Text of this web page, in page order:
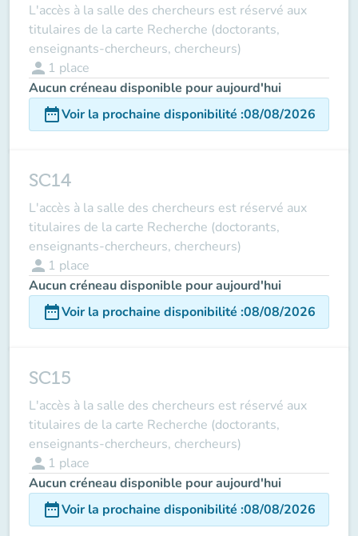
L'accès à la salle des chercheurs est réservé aux
titulaires de la carte Recherche (doctorants,
enseignants-chercheurs, chercheurs)
person 1 place
Aucun créneau disponible pour aujourd'hui
date_rangeVoir la prochaine disponibilité :08/08/2026
SC14
L'accès à la salle des chercheurs est réservé aux
titulaires de la carte Recherche (doctorants,
enseignants-chercheurs, chercheurs)
person 1 place
Aucun créneau disponible pour aujourd'hui
date_rangeVoir la prochaine disponibilité :08/08/2026
SC15
L'accès à la salle des chercheurs est réservé aux
titulaires de la carte Recherche (doctorants,
enseignants-chercheurs, chercheurs)
person 1 place
Aucun créneau disponible pour aujourd'hui
date_rangeVoir la prochaine disponibilité :08/08/2026